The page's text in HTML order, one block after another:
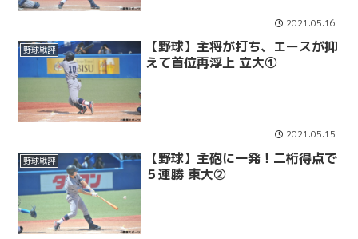
2021.05.16
野球戦評
【野球】主将が打ち、エースが抑
えて首位再浮上 立大①
2021.05.15
野球戦評
【野球】主砲に一発！二桁得点で
５連勝 東大②